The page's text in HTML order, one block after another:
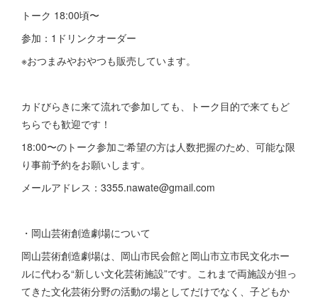
トーク 18:00頃〜
参加：1ドリンクオーダー
※おつまみやおやつも販売しています。
カドびらきに来て流れで参加しても、トーク目的で来てもど
ちらでも歓迎です！
18:00〜のトーク参加ご希望の方は人数把握のため、可能な限
り事前予約をお願いします。
メールアドレス：3355.nawate@gmail.com
・岡山芸術創造劇場について
岡山芸術創造劇場は、岡山市民会館と岡山市立市民文化ホー
ルに代わる“新しい文化芸術施設”です。これまで両施設が担っ
てきた文化芸術分野の活動の場としてだけでなく、子どもか